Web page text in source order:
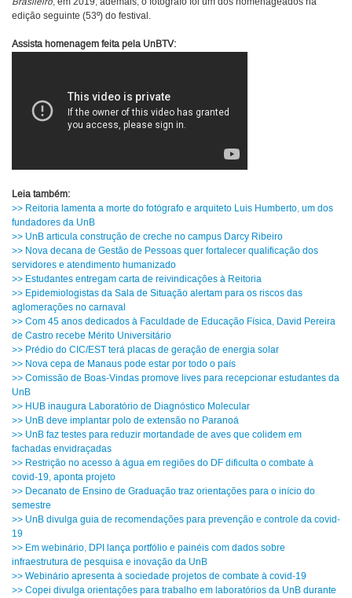
edição seguinte (53º) do festival.
Assista homenagem feita pela UnBTV:
Leia também:
>> Reitoria lamenta a morte do fotógrafo e arquiteto Luis Humberto, um dos
fundadores da UnB
>> UnB articula construção de creche no campus Darcy Ribeiro
>> Nova decana de Gestão de Pessoas quer fortalecer qualificação dos
servidores e atendimento humanizado
>> Estudantes entregam carta de reivindicações à Reitoria
>> Epidemiologistas da Sala de Situação alertam para os riscos das
aglomerações no carnaval
>> Com 45 anos dedicados à Faculdade de Educação Física, David Pereira
de Castro recebe Mérito Universitário
>> Prédio do CIC/EST terá placas de geração de energia solar
>> Nova cepa de Manaus pode estar por todo o país
>> Comissão de Boas-Vindas promove lives para recepcionar estudantes da
UnB
>> HUB inaugura Laboratório de Diagnóstico Molecular
>> UnB deve implantar polo de extensão no Paranoá
>> UnB faz testes para reduzir mortandade de aves que colidem em
fachadas envidraçadas
>> Restrição no acesso à água em regiões do DF dificulta o combate à
covid-19, aponta projeto
>> Decanato de Ensino de Graduação traz orientações para o início do
semestre
>> UnB divulga guia de recomendações para prevenção e controle da covid-
19
>> Em webinário, DPI lança portfólio e painéis com dados sobre
infraestrutura de pesquisa e inovação da UnB
>> Webinário apresenta à sociedade projetos de combate à covid-19
>> Copei divulga orientações para trabalho em laboratórios da UnB durante